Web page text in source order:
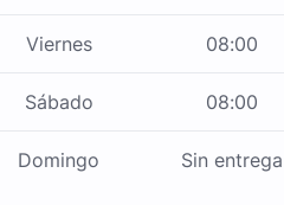
Viernes 08:00
Sábado 08:00
Domingo Sin entrega